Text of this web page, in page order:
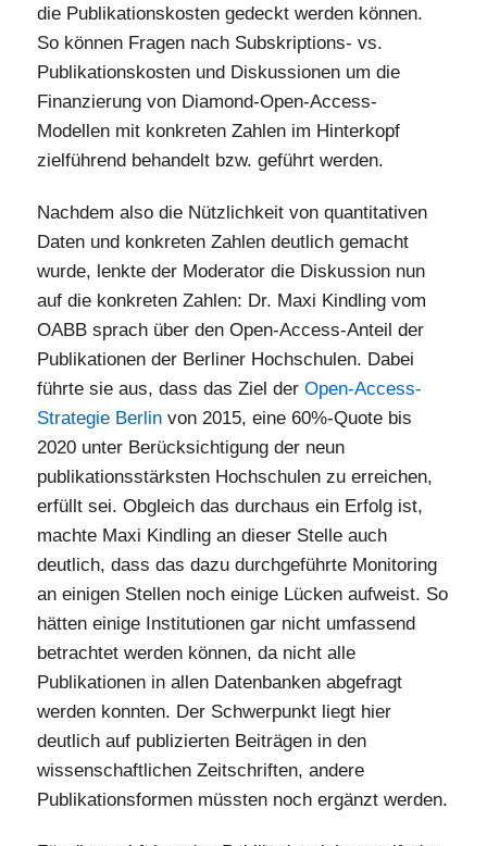
die Publikationskosten gedeckt werden können.
So können Fragen nach Subskriptions- vs.
Publikationskosten und Diskussionen um die
Finanzierung von Diamond-Open-Access-
Modellen mit konkreten Zahlen im Hinterkopf
zielführend behandelt bzw. geführt werden.
Nachdem also die Nützlichkeit von quantitativen
Daten und konkreten Zahlen deutlich gemacht
wurde, lenkte der Moderator die Diskussion nun
auf die konkreten Zahlen: Dr. Maxi Kindling vom
OABB sprach über den Open-Access-Anteil der
Publikationen der Berliner Hochschulen. Dabei
führte sie aus, dass das Ziel derOpen-Access-
Strategie Berlin von 2015, eine 60%-Quote bis
2020 unter Berücksichtigung der neun
publikationsstärksten Hochschulen zu erreichen,
erfüllt sei. Obgleich das durchaus ein Erfolg ist,
machte Maxi Kindling an dieser Stelle auch
deutlich, dass das dazu durchgeführte Monitoring
an einigen Stellen noch einige Lücken aufweist. So
hätten einige Institutionen gar nicht umfassend
betrachtet werden können, da nicht alle
Publikationen in allen Datenbanken abgefragt
werden konnten. Der Schwerpunkt liegt hier
deutlich auf publizierten Beiträgen in den
wissenschaftlichen Zeitschriften, andere
Publikationsformen müssten noch ergänzt werden.